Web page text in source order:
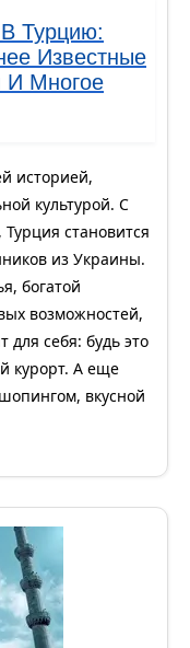
Турцию:
Известные
И Многое
историей,
культурой. С
становится
из Украины.
богатой
возможностей,
себя: будь это
курорт. А еще
вкусной